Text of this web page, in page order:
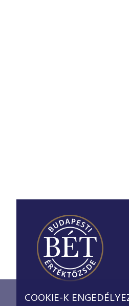
COOKIE-K